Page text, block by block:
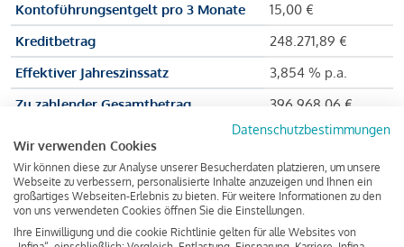
Kontoführungsentgelt pro 3 Monate
15,00 €
Kreditbetrag
248.271,89 €
Effektiver Jahreszinssatz
3,854 % p.a.
Zu zahlender Gesamtbetrag
396.968,06 €
INFINA Credit
Broker GmbH
Martina und Max Mustermann bekommen also eine Summe
Datenschutzbestimmungen
Wir verwenden Cookies
Wir können diese zur Analyse unserer Besucherdaten platzieren, um unsere
Webseite zu verbessern, personalisierte Inhalte anzuzeigen und Ihnen ein
großartiges Webseiten-Erlebnis zu bieten. Für weitere Informationen zu den
von uns verwendeten Cookies öffnen Sie die Einstellungen.
Ihre Einwilligung und die cookie Richtlinie gelten für alle Websites von